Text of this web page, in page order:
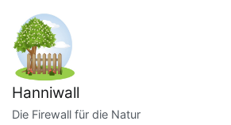
Inhalt
springen
Hanniwall
Die Firewall für die Natur